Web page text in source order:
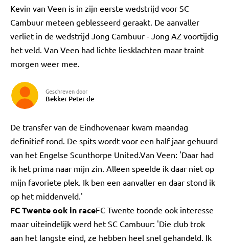
Kevin van Veen is in zijn eerste wedstrijd voor SC
Cambuur meteen geblesseerd geraakt. De aanvaller
verliet in de wedstrijd Jong Cambuur - Jong AZ voortijdig
het veld. Van Veen had lichte liesklachten maar traint
morgen weer mee.
Geschreven door
Bekker Peter de
De transfer van de Eindhovenaar kwam maandag
definitief rond. De spits wordt voor een half jaar gehuurd
van het Engelse Scunthorpe United.Van Veen: 'Daar had
ik het prima naar mijn zin. Alleen speelde ik daar niet op
mijn favoriete plek. Ik ben een aanvaller en daar stond ik
op het middenveld.'
FC Twente ook in raceFC Twente toonde ook interesse
maar uiteindelijk werd het SC Cambuur: 'Die club trok
aan het langste eind, ze hebben heel snel gehandeld. Ik